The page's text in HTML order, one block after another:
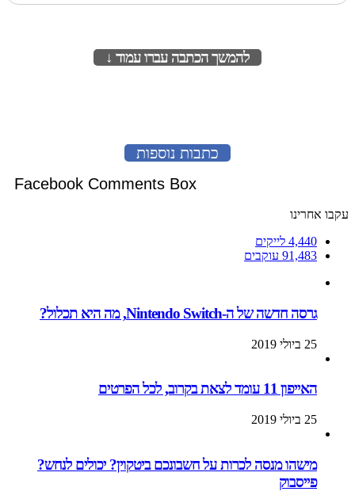
להמשך הכתבה עברו עמוד ↓
כתבות נוספות
Facebook Comments Box
עקבו אחרינו
4,440 לייקים
91,483 עוקבים
גרסה חדשה של ה-Nintendo Switch, מה היא תכלול?
25 ביולי 2019
האייפון 11 עומד לצאת בקרוב, לכל הפרטים
25 ביולי 2019
מישהו מנסה לכרות על חשבונכם ביטקוין? יכולים לנחש?
פייסבוק